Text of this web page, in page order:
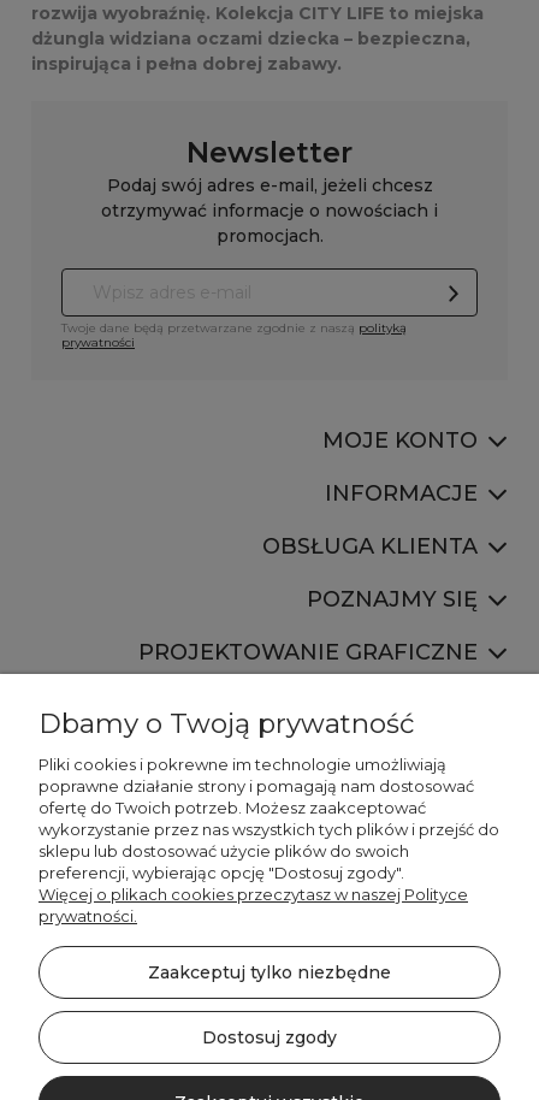
rozwija wyobraźnię. Kolekcja CITY LIFE to miejska
dżungla widziana oczami dziecka – bezpieczna,
inspirująca i pełna dobrej zabawy.
Newsletter
Podaj swój adres e-mail, jeżeli chcesz
otrzymywać informacje o nowościach i
promocjach.
Twoje dane będą przetwarzane zgodnie z naszą polityką
prywatności
MOJE KONTO
INFORMACJE
OBSŁUGA KLIENTA
POZNAJMY SIĘ
PROJEKTOWANIE GRAFICZNE
887 750 445
536 346 177
©2026 Wszelkie Prawa Zastrzeżone | DECORDRUK
Dbamy o Twoją prywatność
Pliki cookies i pokrewne im technologie umożliwiają
poprawne działanie strony i pomagają nam dostosować
ofertę do Twoich potrzeb. Możesz zaakceptować
wykorzystanie przez nas wszystkich tych plików i przejść do
sklepu lub dostosować użycie plików do swoich
preferencji, wybierając opcję "Dostosuj zgody".
Więcej o plikach cookies przeczytasz w naszej Polityce
prywatności.
Zaakceptuj tylko niezbędne
Dostosuj zgody